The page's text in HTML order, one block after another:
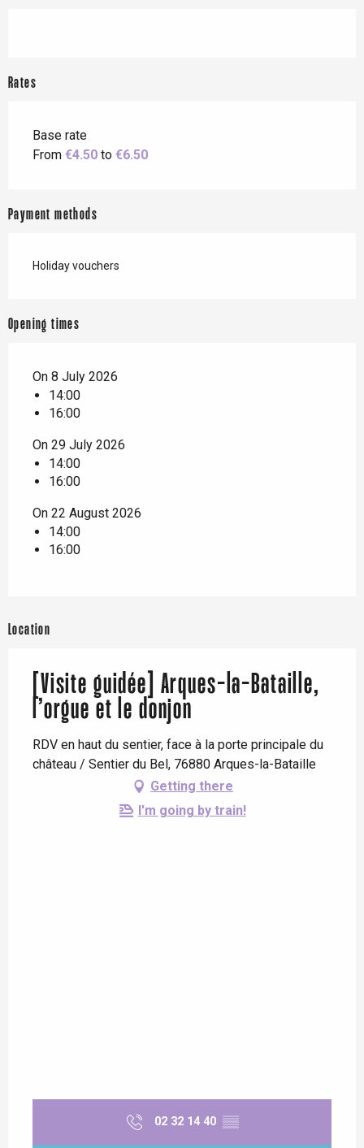
Rates
Base rate
From €4.50 to €6.50
Payment methods
Holiday vouchers
Opening times
On 8 July 2026
14:00
16:00
On 29 July 2026
14:00
16:00
On 22 August 2026
14:00
16:00
Location
[Visite guidée] Arques-la-Bataille,
l’orgue et le donjon
RDV en haut du sentier, face à la porte principale du
château / Sentier du Bel, 76880 Arques-la-Bataille
Getting there
I'm going by train!
02 32 14 40 ▒▒